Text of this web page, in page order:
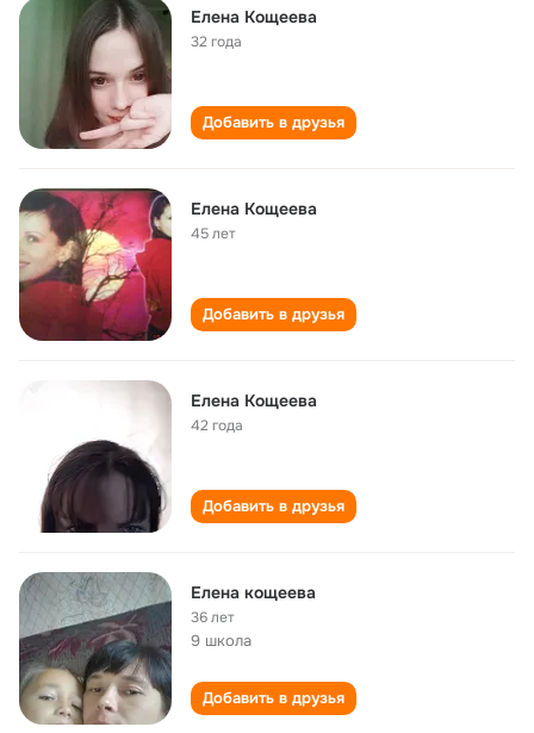
Елена Кощеева
32 года
Добавить в друзья
Елена Кощеева
45 лет
Добавить в друзья
Елена Кощеева
42 года
Добавить в друзья
Елена кощеева
36 лет
9 школа
Добавить в друзья